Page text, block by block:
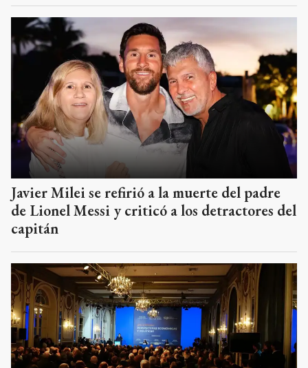
Javier Milei se refirió a la muerte del padre
de Lionel Messi y criticó a los detractores del
capitán